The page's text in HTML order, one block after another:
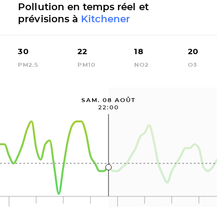
Pollution en temps réel et
prévisions à Kitchener
30
PM2.5
22
PM10
18
NO2
20
O3
SAM. 08 AOÛT
22:00